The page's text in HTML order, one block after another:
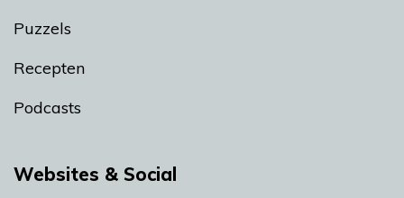
Puzzels
Recepten
Podcasts
Websites & Social